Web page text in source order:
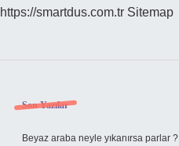
https://smartdus.com.tr Sitemap
Sidebar
Son Yazılar
Beyaz araba neyle yıkanırsa parlar ?